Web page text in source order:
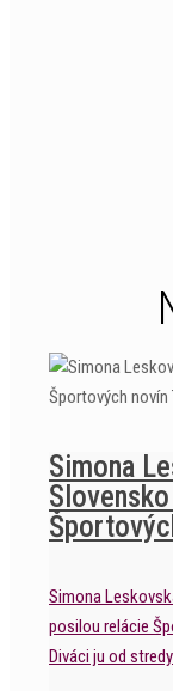
Simona
Simona
posilou relácie
Diváci ju od